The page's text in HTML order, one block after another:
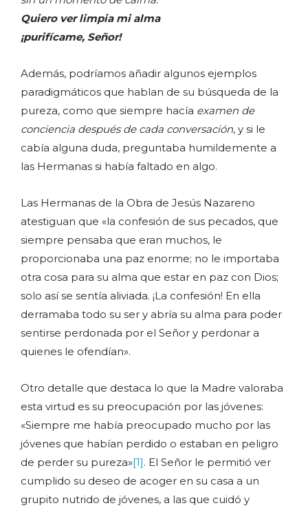
Quiero ver limpia mi alma
¡purifícame, Señor!
Además, podríamos añadir algunos ejemplos
paradigmáticos que hablan de su búsqueda de la
pureza, como que siempre hacía examen de
conciencia después de cada conversación, y si le
cabía alguna duda, preguntaba humildemente a
las Hermanas si había faltado en algo.
Las Hermanas de la Obra de Jesús Nazareno
atestiguan que «la confesión de sus pecados, que
siempre pensaba que eran muchos, le
proporcionaba una paz enorme; no le importaba
otra cosa para su alma que estar en paz con Dios;
solo así se sentía aliviada. ¡La confesión! En ella
derramaba todo su ser y abría su alma para poder
sentirse perdonada por el Señor y perdonar a
quienes le ofendían».
Otro detalle que destaca lo que la Madre valoraba
esta virtud es su preocupación por las jóvenes:
«Siempre me había preocupado mucho por las
jóvenes que habían perdido o estaban en peligro
de perder su pureza»[1]. El Señor le permitió ver
cumplido su deseo de acoger en su casa a un
grupito nutrido de jóvenes, a las que cuidó y